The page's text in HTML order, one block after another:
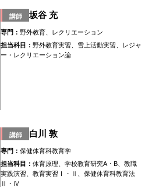
講師 坂谷 充
専門：野外教育、レクリエーション
担当科目：野外教育実習、雪上活動実習、レジャ
ー・レクリエーション論
講師 白川 敦
専門：保健体育科教育学
担当科目：体育原理、学校教育研究A・B、教職
実践演習、教育実習Ⅰ・Ⅱ、保健体育科教育法
Ⅱ・Ⅳ